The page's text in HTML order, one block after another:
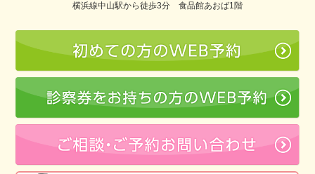
横浜線中山駅から徒歩3分 食品館あおば1階